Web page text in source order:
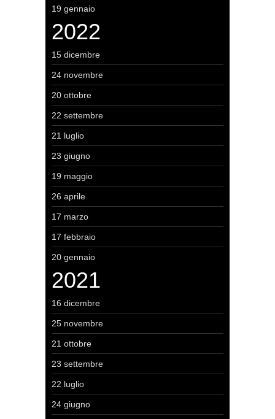
19 gennaio
2022
15 dicembre
24 novembre
20 ottobre
22 settembre
21 luglio
23 giugno
19 maggio
26 aprile
17 marzo
17 febbraio
20 gennaio
2021
16 dicembre
25 novembre
21 ottobre
23 settembre
22 luglio
24 giugno